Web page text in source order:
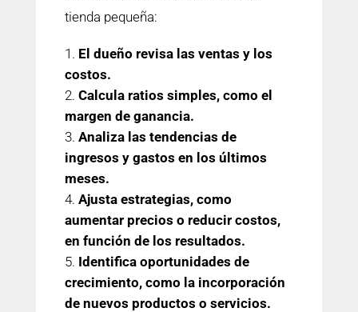
tienda pequeña:
El dueño revisa las ventas y los
costos.
Calcula ratios simples, como el
margen de ganancia.
Analiza las tendencias de
ingresos y gastos en los últimos
meses.
Ajusta estrategias, como
aumentar precios o reducir costos,
en función de los resultados.
Identifica oportunidades de
crecimiento, como la incorporación
de nuevos productos o servicios.